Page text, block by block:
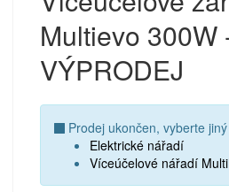
Multievo 300W
VÝPRODEJ
Prodej ukončen, vyberte
Elektrické nářadí
Víceúčelové nářadí